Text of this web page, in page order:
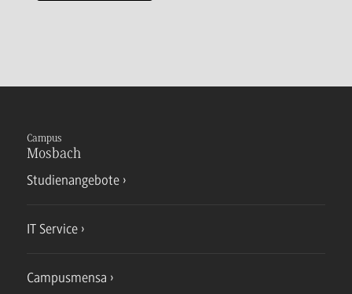
Campus
Mosbach
Studienangebote
IT Service
Campusmensa